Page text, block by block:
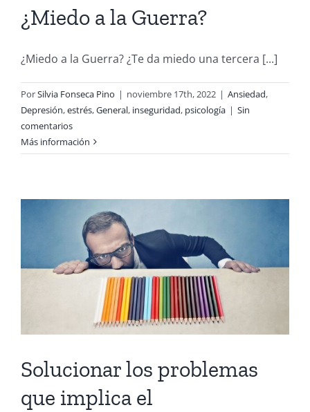
¿Miedo a la Guerra?
¿Miedo a la Guerra? ¿Te da miedo una tercera [...]
PorSilvia Fonseca Pino | noviembre 17th, 2022 | Ansiedad,
Depresión,estrés,General, inseguridad, psicología | Sin
comentarios
Más información
Solucionar los problemas
que implica el